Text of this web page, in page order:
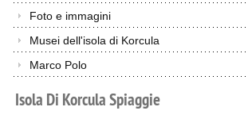
Foto e immagini
Musei dell'isola di Korcula
Marco Polo
Isola Di KorculaSpiaggie